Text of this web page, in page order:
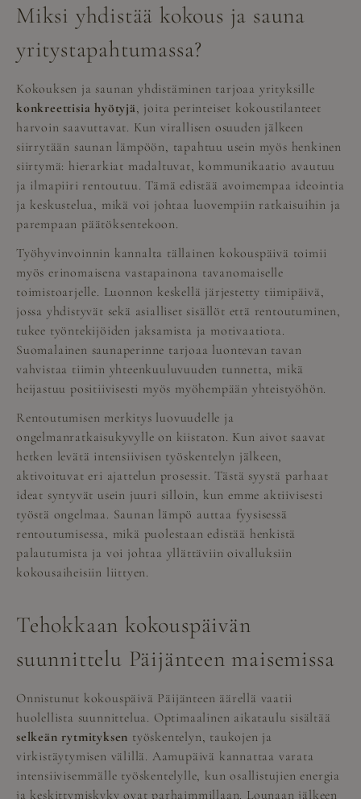
Miksi yhdistää kokous ja sauna
yritystapahtumassa?
Kokouksen ja saunan yhdistäminen tarjoaa yrityksille
konkreettisia hyötyjä, joita perinteiset kokoustilanteet
harvoin saavuttavat. Kun virallisen osuuden jälkeen
siirrytään saunan lämpöön, tapahtuu usein myös henkinen
siirtymä: hierarkiat madaltuvat, kommunikaatio avautuu
ja ilmapiiri rentoutuu. Tämä edistää avoimempaa ideointia
ja keskustelua, mikä voi johtaa luovempiin ratkaisuihin ja
parempaan päätöksentekoon.
Työhyvinvoinnin kannalta tällainen kokouspäivä toimii
myös erinomaisena vastapainona tavanomaiselle
toimistoarjelle. Luonnon keskellä järjestetty tiimipäivä,
jossa yhdistyvät sekä asialliset sisällöt että rentoutuminen,
tukee työntekijöiden jaksamista ja motivaatiota.
Suomalainen saunaperinne tarjoaa luontevan tavan
vahvistaa tiimin yhteenkuuluvuuden tunnetta, mikä
heijastuu positiivisesti myös myöhempään yhteistyöhön.
Rentoutumisen merkitys luovuudelle ja
ongelmanratkaisukyvylle on kiistaton. Kun aivot saavat
hetken levätä intensiivisen työskentelyn jälkeen,
aktivoituvat eri ajattelun prosessit. Tästä syystä parhaat
ideat syntyvät usein juuri silloin, kun emme aktiivisesti
työstä ongelmaa. Saunan lämpö auttaa fyysisessä
rentoutumisessa, mikä puolestaan edistää henkistä
palautumista ja voi johtaa yllättäviin oivalluksiin
kokousaiheisiin liittyen.
Tehokkaan kokouspäivän
suunnittelu Päijänteen maisemissa
Onnistunut kokouspäivä Päijänteen äärellä vaatii
huolellista suunnittelua. Optimaalinen aikataulu sisältää
selkeän rytmityksen työskentelyn, taukojen ja
virkistäytymisen välillä. Aamupäivä kannattaa varata
intensiivisemmälle työskentelylle, kun osallistujien energia
ja keskittymiskyky ovat parhaimmillaan. Lounaan jälkeen